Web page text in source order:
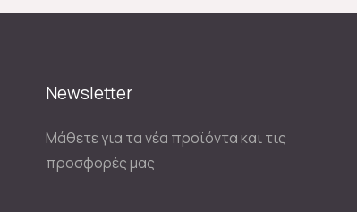
Newsletter
Μάθετε για τα νέα προϊόντα και τις
προσφορές μας